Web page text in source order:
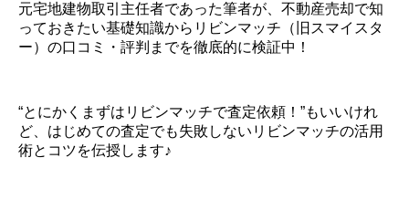
元宅地建物取引主任者であった筆者が、不動産売却で知
っておきたい基礎知識からリビンマッチ（旧スマイスタ
ー）の口コミ・評判までを徹底的に検証中！
“とにかくまずはリビンマッチで査定依頼！”もいいけれ
ど、はじめての査定でも失敗しないリビンマッチの活用
術とコツを伝授します♪